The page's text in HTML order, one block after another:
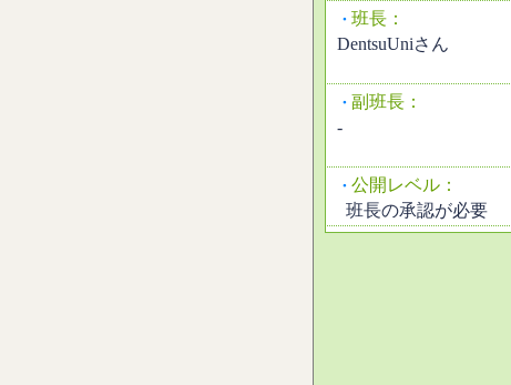
・ 班長：
DentsuUniさん
・ 副班長：
-
・ 公開レベル：
班長の承認が必要